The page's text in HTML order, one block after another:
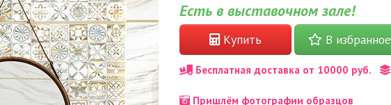
Есть в выставочном зале!
Купить В избранное
Бесплатная доставка от 10000 руб.
Пришлём фотографии образцов